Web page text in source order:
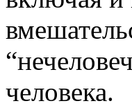
человека.